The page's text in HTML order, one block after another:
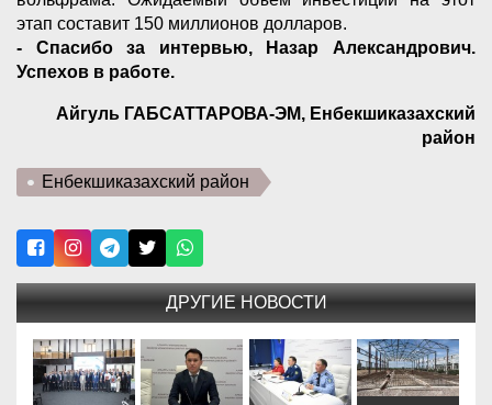
этап составит 150 миллионов долларов.
- Спасибо за интервью, Назар Александрович.
Успехов в работе.
Айгуль ГАБСАТТАРОВА-ЭМ, Енбекшиказахский
район
Енбекшиказахский район
ДРУГИЕ НОВОСТИ